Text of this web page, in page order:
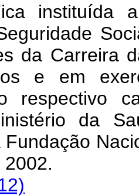
instituída a
da Carreira
e em
respectivo
da
de